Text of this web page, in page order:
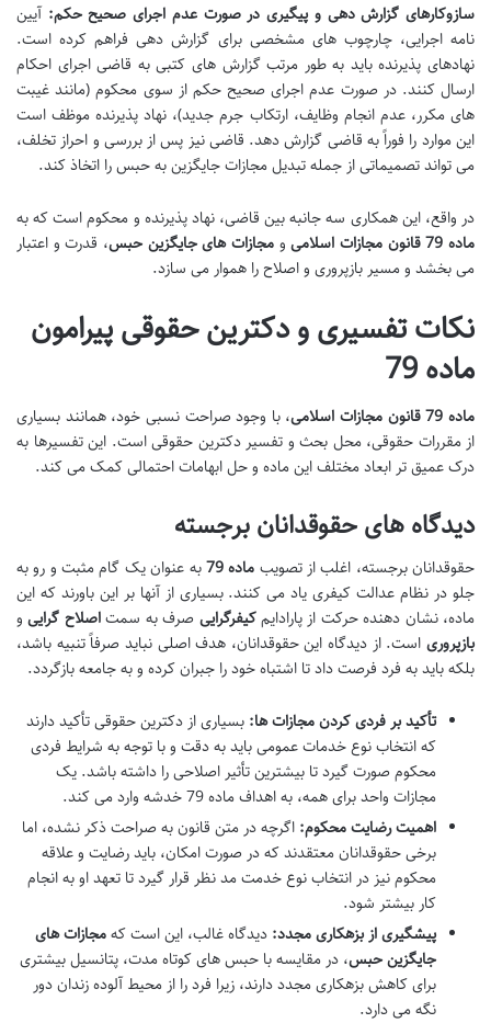
سازوکارهای گزارش دهی و پیگیری در صورت عدم اجرای صحیح حکم: آیین
نامه اجرایی، چارچوب های مشخصی برای گزارش دهی فراهم کرده است.
نهادهای پذیرنده باید به طور مرتب گزارش های کتبی به قاضی اجرای احکام
ارسال کنند. در صورت عدم اجرای صحیح حکم از سوی محکوم (مانند غیبت
های مکرر، عدم انجام وظایف، ارتکاب جرم جدید)، نهاد پذیرنده موظف است
این موارد را فوراً به قاضی گزارش دهد. قاضی نیز پس از بررسی و احراز تخلف،
می تواند تصمیماتی از جمله تبدیل مجازات جایگزین به حبس را اتخاذ کند.
در واقع، این همکاری سه جانبه بین قاضی، نهاد پذیرنده و محکوم است که به
ماده 79 قانون مجازات اسلامی
و مجازات های جایگزین حبس، قدرت و اعتبار
می بخشد و مسیر بازپروری و اصلاح را هموار می سازد.
نکات تفسیری و دکترین حقوقی پیرامون
ماده 79
ماده 79 قانون مجازات اسلامی
، با وجود صراحت نسبی خود، همانند بسیاری
از مقررات حقوقی، محل بحث و تفسیر دکترین حقوقی است. این تفسیرها به
درک عمیق تر ابعاد مختلف این ماده و حل ابهامات احتمالی کمک می کند.
دیدگاه های حقوقدانان برجسته
حقوقدانان برجسته، اغلب از تصویب ماده 79
به عنوان یک گام مثبت و رو به
جلو در نظام عدالت کیفری یاد می کنند. بسیاری از آنها بر این باورند که این
ماده، نشان دهنده حرکت از پارادایمکیفرگرایی صرف به سمتاصلاح گراییو
بازپروری است. از دیدگاه این حقوقدانان، هدف اصلی نباید صرفاً تنبیه باشد،
بلکه باید به فرد فرصت داد تا اشتباه خود را جبران کرده و به جامعه بازگردد.
تأکید بر فردی کردن مجازات ها: بسیاری از دکترین حقوقی تأکید دارند
که انتخاب نوع خدمات عمومی باید به دقت و با توجه به شرایط فردی
محکوم صورت گیرد تا بیشترین تأثیر اصلاحی را داشته باشد. یک
مجازات واحد برای همه، به اهداف ماده 79 خدشه وارد می کند.
اهمیت رضایت محکوم: اگرچه در متن قانون به صراحت ذکر نشده، اما
برخی حقوقدانان معتقدند که در صورت امکان، باید رضایت و علاقه
محکوم نیز در انتخاب نوع خدمت مد نظر قرار گیرد تا تعهد او به انجام
کار بیشتر شود.
پیشگیری از بزهکاری مجدد: دیدگاه غالب، این است کهمجازات های
جایگزین حبس، در مقایسه با حبس های کوتاه مدت، پتانسیل بیشتری
برای کاهش بزهکاری مجدد دارند، زیرا فرد را از محیط آلوده زندان دور
نگه می دارد.